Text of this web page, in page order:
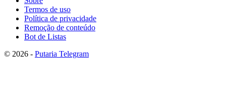
Termos de uso
Política de privacidade
Remoção de conteúdo
Bot de Listas
© 2026 - Putaria Telegram